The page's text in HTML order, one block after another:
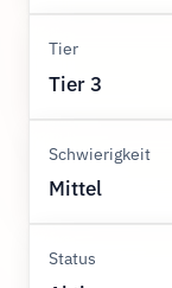
Tier
Tier 3
Schwierigkeit
Mittel
Status